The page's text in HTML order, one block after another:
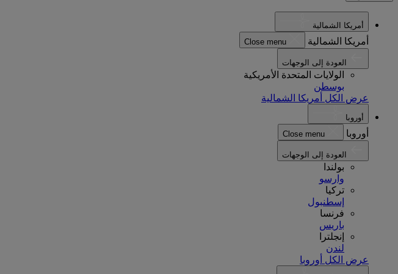
أمريكا الشمالية
أمريكا الشمالية Close menu
الولايات المتحدة الأمريكية
بوسطن
عرض الكل أمريكا الشمالية
أوروبا
أوروبا Close menu
بولندا
وارسو
تركيا
إسطنبول
فرنسا
باريس
إنجلترا
لندن
عرض الكل أوروبا